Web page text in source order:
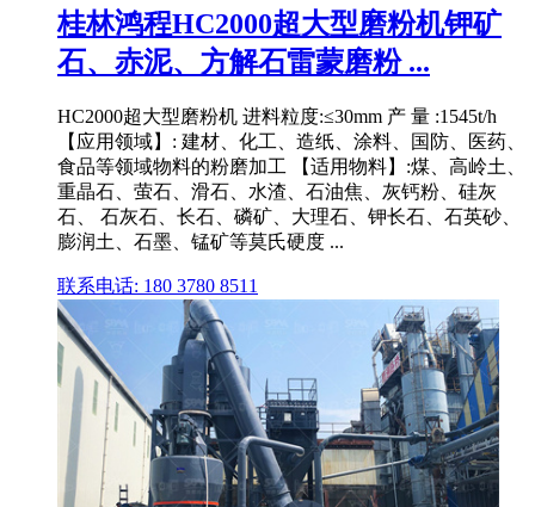
桂林鸿程HC2000超大型磨粉机钾矿
石、赤泥、方解石雷蒙磨粉 ...
HC2000超大型磨粉机 进料粒度:≤30mm 产 量 :1545t/h
【应用领域】: 建材、化工、造纸、涂料、国防、医药、
食品等领域物料的粉磨加工 【适用物料】:煤、高岭土、
重晶石、萤石、滑石、水渣、石油焦、灰钙粉、硅灰
石、 石灰石、长石、磷矿、大理石、钾长石、石英砂、
膨润土、石墨、锰矿等莫氏硬度 ...
联系电话: 180 3780 8511